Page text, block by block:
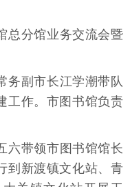
总分馆业务交流会暨
务副市长江学潮带队
工作。市图书馆负责
六带领市图书馆馆长
到新渡镇文化站、青